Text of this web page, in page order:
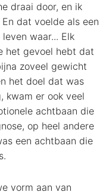
draai door, en ik
dat voelde als een
waar... Elk
het gevoel hebt dat
zoveel gewicht
het doel dat was
kwam er ook veel
achtbaan die
op heel andere
een achtbaan die
vorm aan van